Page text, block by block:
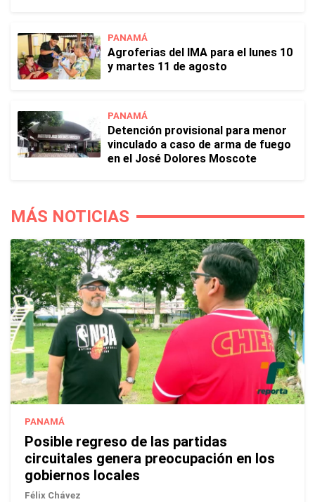
PANAMÁ
Agroferias del IMA para el lunes 10
y martes 11 de agosto
PANAMÁ
Detención provisional para menor
vinculado a caso de arma de fuego
en el José Dolores Moscote
MÁS NOTICIAS
PANAMÁ
Posible regreso de las partidas
circuitales genera preocupación en los
gobiernos locales
Félix Chávez